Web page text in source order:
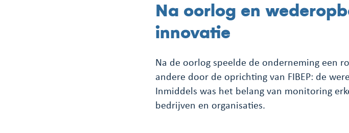
Na oorlog en
innovatie
Na de oorlog speelde de onderneming een
andere door de oprichting van FIBEP: de
Inmiddels was het belang van monitoring
bedrijven en organisaties.